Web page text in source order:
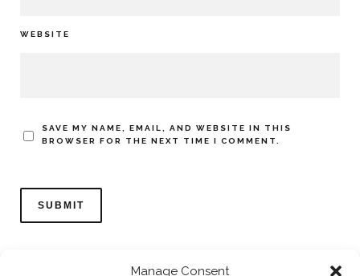
Manage Consent
WEBSITE
SAVE MY NAME, EMAIL, AND WEBSITE IN THIS
BROWSER FOR THE NEXT TIME I COMMENT.